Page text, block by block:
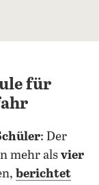
für
: Der
mehr als vier
berichtet